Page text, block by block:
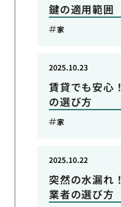
鍵の適用範囲
家
賃貸でも安心
の選び方
2025.10.23
家
突然の水漏れ
業者の選び方
2025.10.22